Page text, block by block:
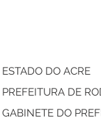
ESTADO DO ACRE
PREFEITURA DE
GABINETE DO